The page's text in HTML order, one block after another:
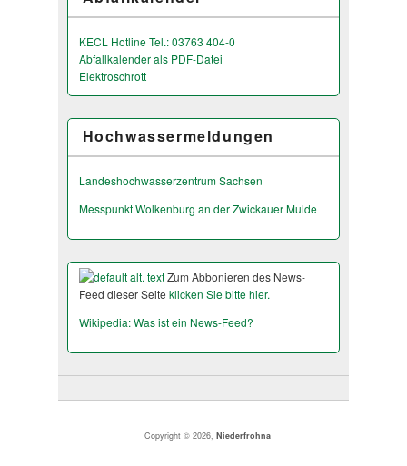
KECL Hotline Tel.: 03763 404-0
Abfallkalender als PDF-Datei
Elektroschrott
Hochwassermeldungen
Landeshochwas­serzentrum Sachsen
Messpunkt Wolkenburg an der Zwickauer Mulde
Zum Abbonieren des News-
Feed dieser Seite klicken Sie bitte hier.
Wikipedia: Was ist ein News-Feed?
Copyright © 2026,Niederfrohna